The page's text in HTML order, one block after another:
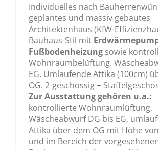
Individuelles nach
geplantes und massiv gebautes
Architektenhaus (KfW-
Bauhaus-Stil mit
Fußbodenheizung sowie
Wohnraumbelüftung.
EG. Umlaufende Attika (100cm)
OG. 2-geschossig +
Zur Ausstattung gehören u.a.:
kontrollierte Wohnraumlüftung,
Wäscheabwurf DG bis EG,
Attika über dem OG mit Höhe
und im Bereich der